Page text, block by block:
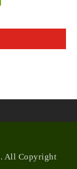
. All Copyright